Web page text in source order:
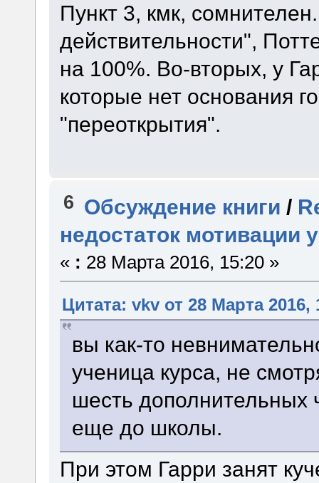
Пункт 3, кмк,
действительности",
на 100%. Во-вторых, у
которые нет основания
"переоткрытия".
6 Обсуждение книги /
недостаток мотивации
« : 28 Марта 2016, 15:20 »
Цитата: vkv от 28 Марта 2016,
вы как-то
ученица курса, не
шесть дополнительных
еще до школы.
При этом Гарри занят